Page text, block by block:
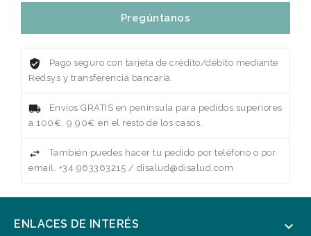
Pregúntanos
Pago seguro con tarjeta de crédito/débito mediante
Redsys y transferencia bancaria.
Envíos GRATIS en península para pedidos superiores
a 100€, 9.90€ en el resto de los casos.
También puedes hacer tu pedido por teléfono o por
email. +34 963363215 / disalud@disalud.com
ENLACES DE INTERÉS 